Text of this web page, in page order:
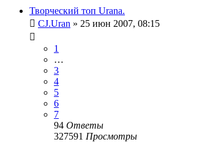
Творческий топ Urana.
CJ.Uran » 25 июн 2007, 08:15
1
…
3
4
5
6
7
94 Ответы
327591 Просмотры